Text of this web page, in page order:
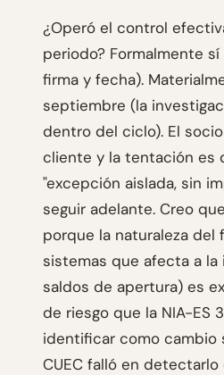
¿Operó el control
periodo? Formalmente
firma y fecha).
septiembre (la
dentro del ciclo). El
cliente y la tentación es
"excepción aislada, sin
seguir adelante. Creo
porque la naturaleza del
sistemas que afecta a
saldos de apertura) es
de riesgo que la NIA-ES
identificar como cambio
CUEC falló en